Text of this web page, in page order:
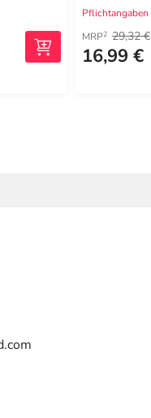
Pflichtangaben
MRP2 29,32 €
16,99 €